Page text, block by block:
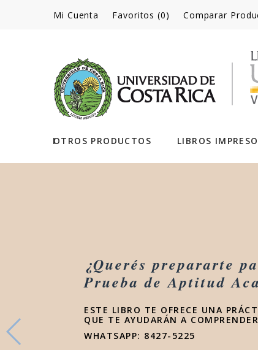
Mi Cuenta Favoritos (0) Comparar
OTROS PRODUCTOS LIBROS
¿Querés prepararte
Prueba de Aptitud
ESTE LIBRO TE OFRECE UNA
QUE TE AYUDARÁN A
WHATSAPP: 8427-5225